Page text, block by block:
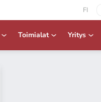
FI
Toimialat Yritys